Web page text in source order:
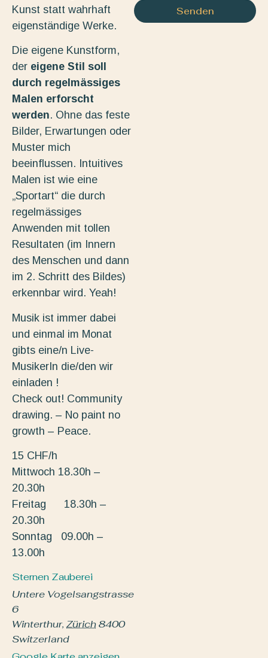
Kunst statt wahrhaft
eigenständige Werke.
Die eigene Kunstform,
der eigene Stil soll
durch regelmässiges
Malen erforscht
werden. Ohne das feste
Bilder, Erwartungen oder
Muster mich
beeinflussen. Intuitives
Malen ist wie eine
„Sportart“ die durch
regelmässiges
Anwenden mit tollen
Resultaten (im Innern
des Menschen und dann
im 2. Schritt des Bildes)
erkennbar wird. Yeah!
Musik ist immer dabei
und einmal im Monat
gibts eine/n Live-
MusikerIn die/den wir
einladen !
Check out! Community
drawing. – No paint no
growth – Peace.
15 CHF/h
Mittwoch 18.30h –
20.30h
Freitag 18.30h –
20.30h
Sonntag 09.00h –
13.00h
Sternen Zauberei
Untere Vogelsangstrasse
6
Winterthur, Zürich8400
Switzerland
Senden